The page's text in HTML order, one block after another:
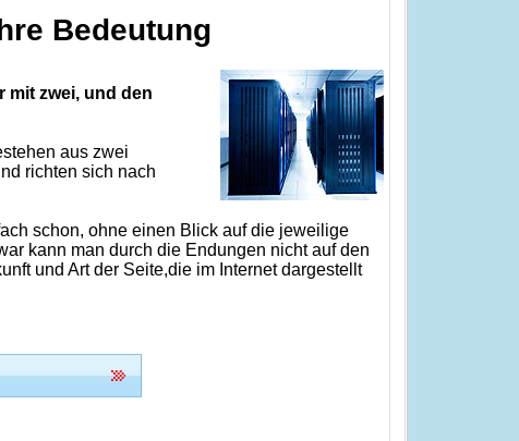
Bedeutung
mit zwei, und den
aus zwei
richten sich nach
schon, ohne einen Blick auf die jeweilige
kann man durch die Endungen nicht auf den
und Art der Seite,die im Internet dargestellt